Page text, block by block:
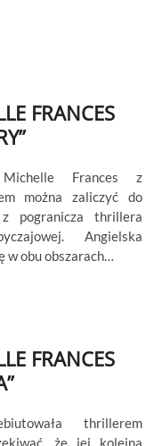
FRANCES
Michelle Frances z
można zaliczyć do
pogranicza thrillera
Angielska
w obu obszarach…
FRANCES
thrillerem
że jej kolejna